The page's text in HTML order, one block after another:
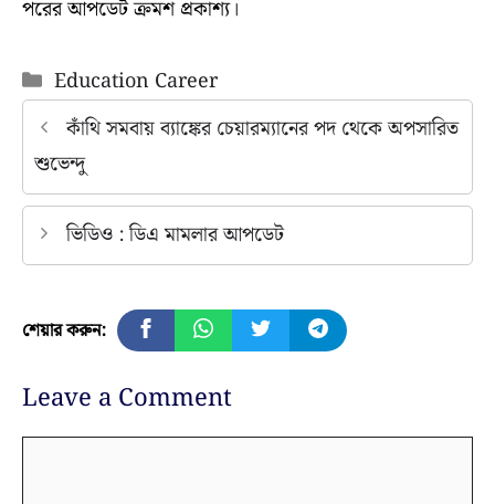
পরের আপডেট ক্রমশ প্রকাশ্য।
Categories
Education Career
কাঁথি সমবায় ব্যাঙ্কের চেয়ারম্যানের পদ থেকে অপসারিত
শুভেন্দু
ভিডিও : ডিএ মামলার আপডেট
শেয়ার করুন:
Leave a Comment